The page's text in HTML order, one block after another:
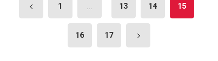
1 ... 13 14 15
16 17